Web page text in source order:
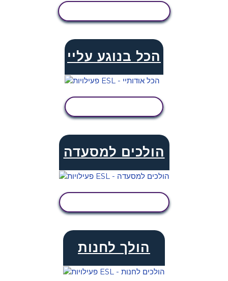
הכל בנוגע עליי
הולכים למסעדה
הולך לחנות